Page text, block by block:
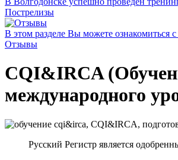
Пострелизы
В этом разделе Вы можете ознакомиться
Отзывы
CQI&IRCA
международного
Русский Регистр является